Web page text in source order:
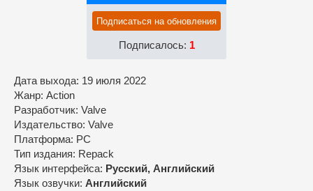
Подписаться на обновления
Подписалось: 1
Дата выхода: 19 июля 2022
Жанр: Action
Разработчик: Valve
Издательство: Valve
Платформа: PC
Тип издания: Repack
Язык интерфейса: Русский, Английский
Язык озвучки: Английский